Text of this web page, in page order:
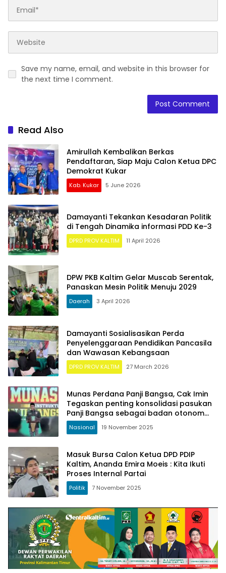
Save my name, email, and website in this browser for
the next time I comment.
Read Also
Amirullah Kembalikan Berkas
Pendaftaran, Siap Maju Calon Ketua DPC
Demokrat Kukar
Kab. Kukar 5 June 2026
Damayanti Tekankan Kesadaran Politik
di Tengah Dinamika informasi PDD Ke-3
DPRD PROV KALTIM 11 April 2026
DPW PKB Kaltim Gelar Muscab Serentak,
Panaskan Mesin Politik Menuju 2029
Daerah 3 April 2026
Damayanti Sosialisasikan Perda
Penyelenggaraan Pendidikan Pancasila
dan Wawasan Kebangsaan
DPRD PROV KALTIM 27 March 2026
Munas Perdana Panji Bangsa, Cak Imin
Tegaskan penting konsolidasi pasukan
Panji Bangsa sebagai badan otonom
PKB
Nasional 19 November 2025
Masuk Bursa Calon Ketua DPD PDIP
Kaltim, Ananda Emira Moeis : Kita Ikuti
Proses Internal Partai
Politik 7 November 2025